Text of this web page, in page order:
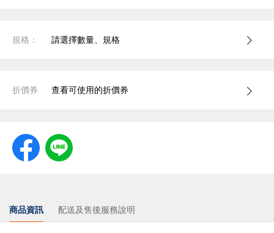
規格： 請選擇數量、規格
折價券 查看可使用的折價券
商品資訊 配送及售後服務說明